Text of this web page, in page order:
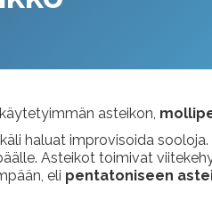
asteikon,
haluat improvisoida
Asteikot toimivat
eli pentatoniseen